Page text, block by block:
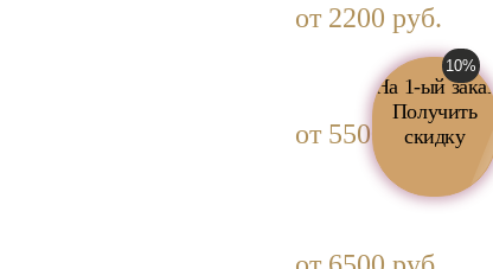
от 2200 руб.
от 5500 руб.
10%
На 1-ый
Получить
скидку